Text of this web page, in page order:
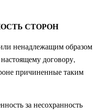
СТОРОН
ненадлежащим образом
договору,
причиненные таким
за несохранность